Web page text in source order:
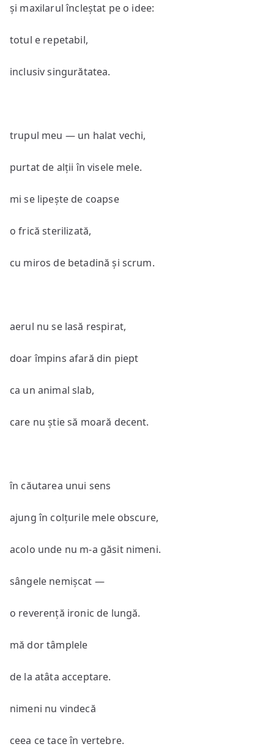
și maxilarul încleștat pe o idee:
totul e repetabil,
inclusiv singurătatea.
trupul meu — un halat vechi,
purtat de alții în visele mele.
mi se lipește de coapse
o frică sterilizată,
cu miros de betadină și scrum.
aerul nu se lasă respirat,
doar împins afară din piept
ca un animal slab,
care nu știe să moară decent.
în căutarea unui sens
ajung în colțurile mele obscure,
acolo unde nu m-a găsit nimeni.
sângele nemișcat —
o reverență ironic de lungă.
mă dor tâmplele
de la atâta acceptare.
nimeni nu vindecă
ceea ce tace în vertebre.